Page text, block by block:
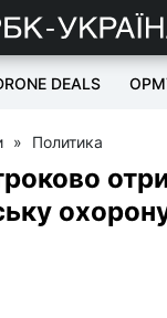
DEALS
» Политика